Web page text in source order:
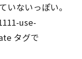
ないっぽい。
use-
タグで